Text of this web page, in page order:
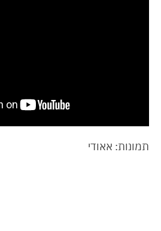
תמונות: אאודי